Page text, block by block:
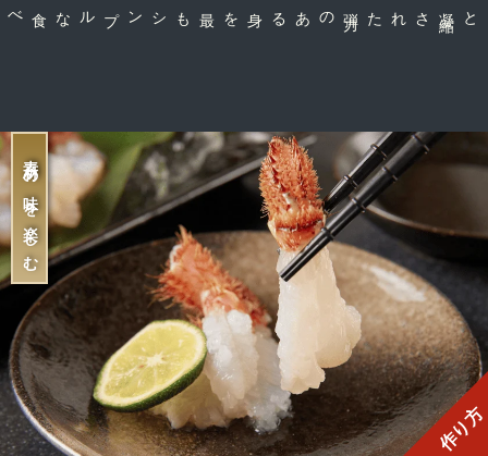
素材の味を楽しむ
作り方
された
のある身を